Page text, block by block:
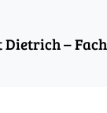
Dietrich –